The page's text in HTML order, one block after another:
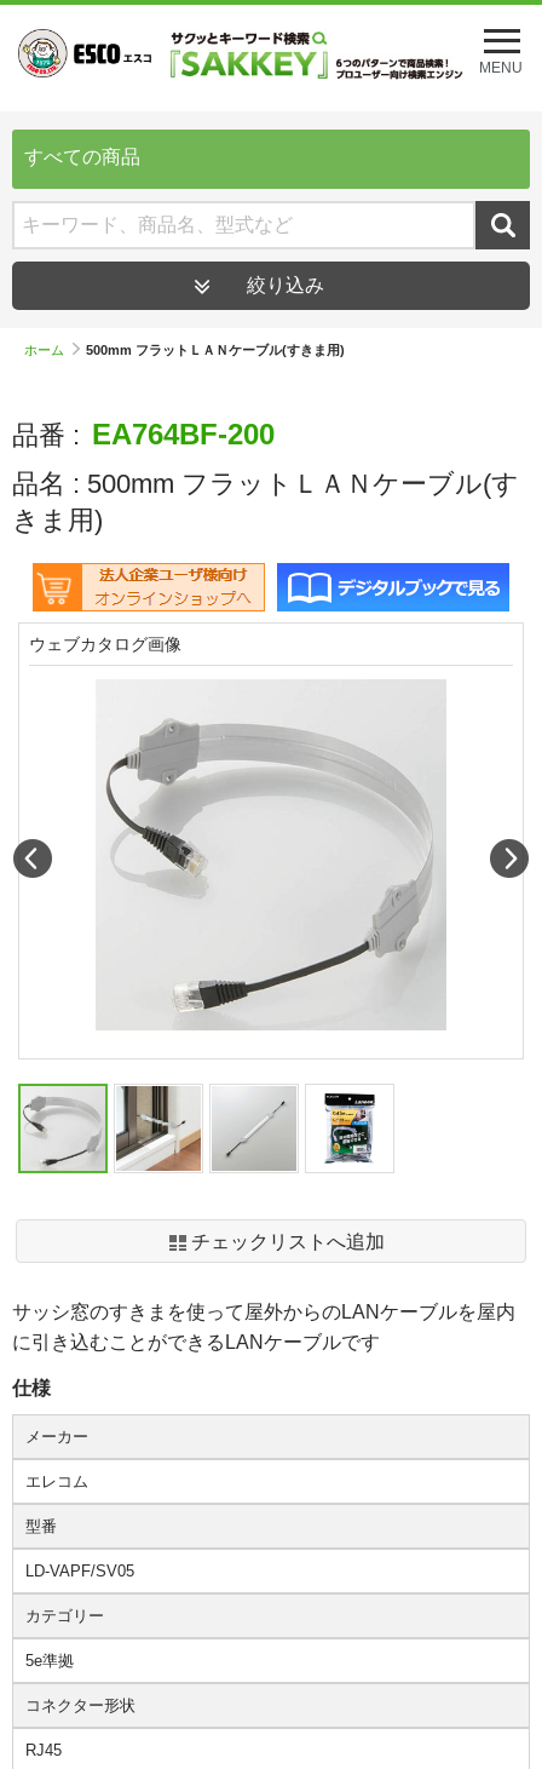
メ
ニ
ュ
を
MENU
すべての商品
絞り込み
ホーム 500mm フラットＬＡＮケーブル(すきま用)
品番 : EA764BF-200
品名 : 500mm フラットＬＡＮケーブル(す
きま用)
チェックリストへ追加
サッシ窓のすきまを使って屋外からのLANケーブルを屋内
に引き込むことができるLANケーブルです
仕様
メーカー
エレコム
型番
LD-VAPF/SV05
カテゴリー
5e準拠
コネクター形状
RJ45
ウェブカタログ画像